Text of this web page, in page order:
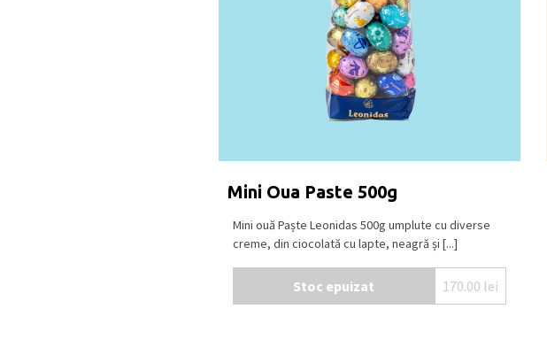
Mini Oua Paste 500g
Mini ouă Paște Leonidas 500g umplute cu diverse
creme, din ciocolată cu lapte, neagră și [...]
Stoc epuizat 170.00 lei